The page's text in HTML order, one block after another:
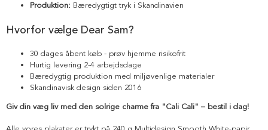
Produktion: Bæredygtigt tryk i Skandinavien
Hvorfor vælge Dear Sam?
30 dages åbent køb - prøv hjemme risikofrit
Hurtig levering 2-4 arbejdsdage
Bæredygtig produktion med miljøvenlige materialer
Skandinavisk design siden 2016
Giv din væg liv med den solrige charme fra "Cali Cali" – bestil i dag!